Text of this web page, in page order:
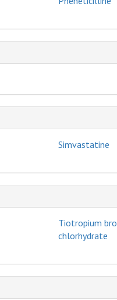
Simvastatine
Tiotropium
chlorhydrate